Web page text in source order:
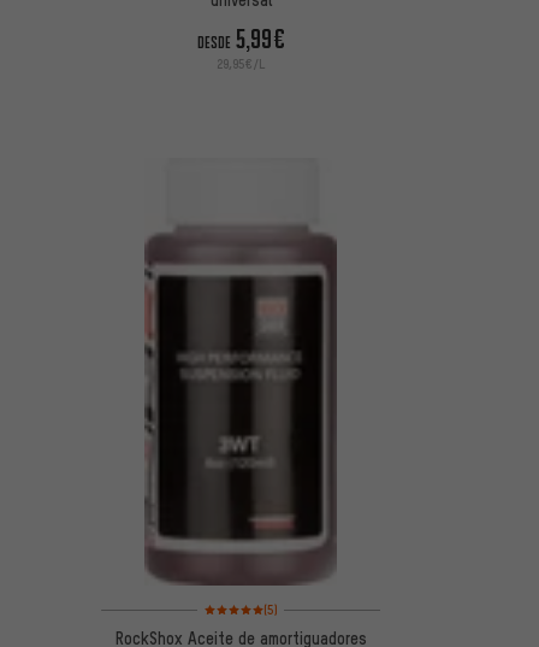
DESDE 5,99€
29,95€/L
Valoración media: 5 de 5 basada en 5 reseñas
(5)
RockShox Aceite de amortiguadores